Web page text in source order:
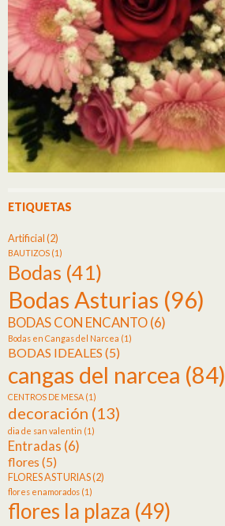
ETIQUETAS
Artificial (2)
BAUTIZOS (1)
Bodas (41)
Bodas Asturias (96)
BODAS CON ENCANTO(6)
Bodas en Cangas del Narcea (1)
BODAS IDEALES (5)
cangas del narcea (84)
CENTROS DE MESA (1)
decoración (13)
dia de san valentin (1)
Entradas (6)
flores (5)
FLORES ASTURIAS(2)
flores enamorados (1)
flores la plaza (49)